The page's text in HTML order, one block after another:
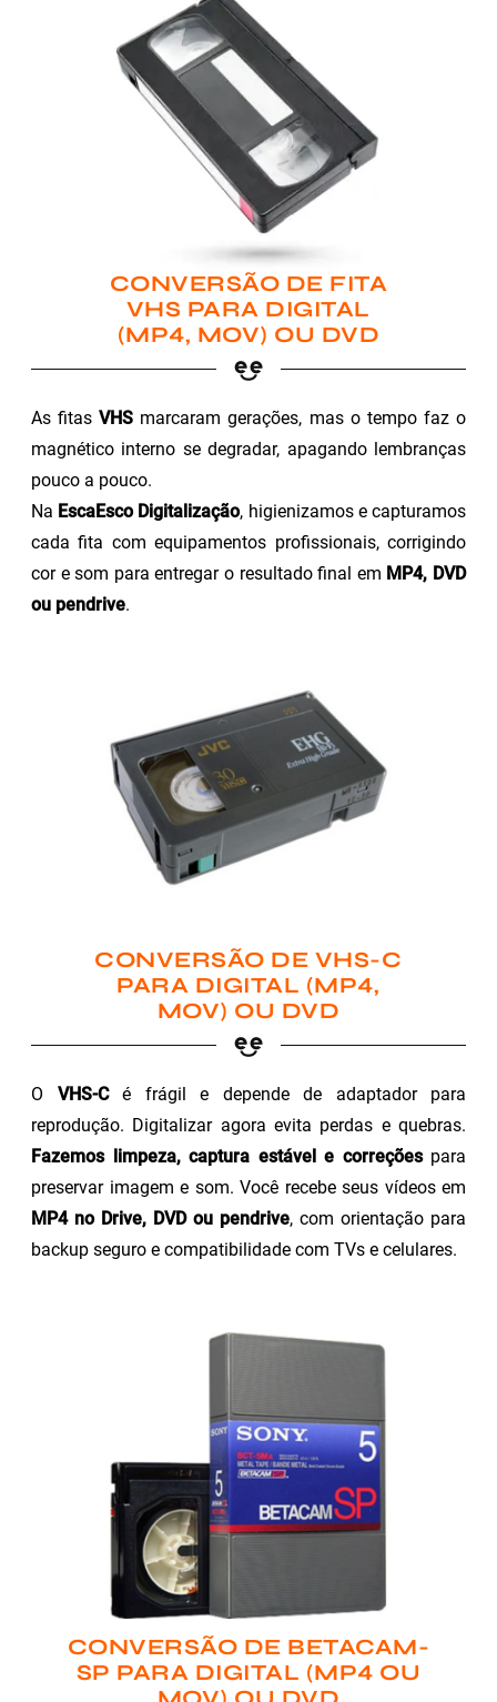
CONVERSÃO DE FITA
VHS PARA DIGITAL
(MP4, MOV) OU DVD
As fitasVHS marcaram gerações, mas o tempo faz o
magnético interno se degradar, apagando lembranças
pouco a pouco.
Na EscaEsco Digitalização, higienizamos e capturamos
cada fita com equipamentos profissionais, corrigindo
cor e som para entregar o resultado final em MP4, DVD
ou pendrive.
CONVERSÃO DE VHS-C
PARA DIGITAL (MP4,
MOV) OU DVD
O VHS-Cé frágil e depende de adaptador para
reprodução. Digitalizar agora evita perdas e quebras.
Fazemos limpeza, captura estável e correçõespara
preservar imagem e som. Você recebe seus vídeos em
MP4 no Drive, DVD ou pendrive, com orientação para
backup seguro e compatibilidade com TVs e celulares.
CONVERSÃO DE BETACAM-
SP PARA DIGITAL (MP4 OU